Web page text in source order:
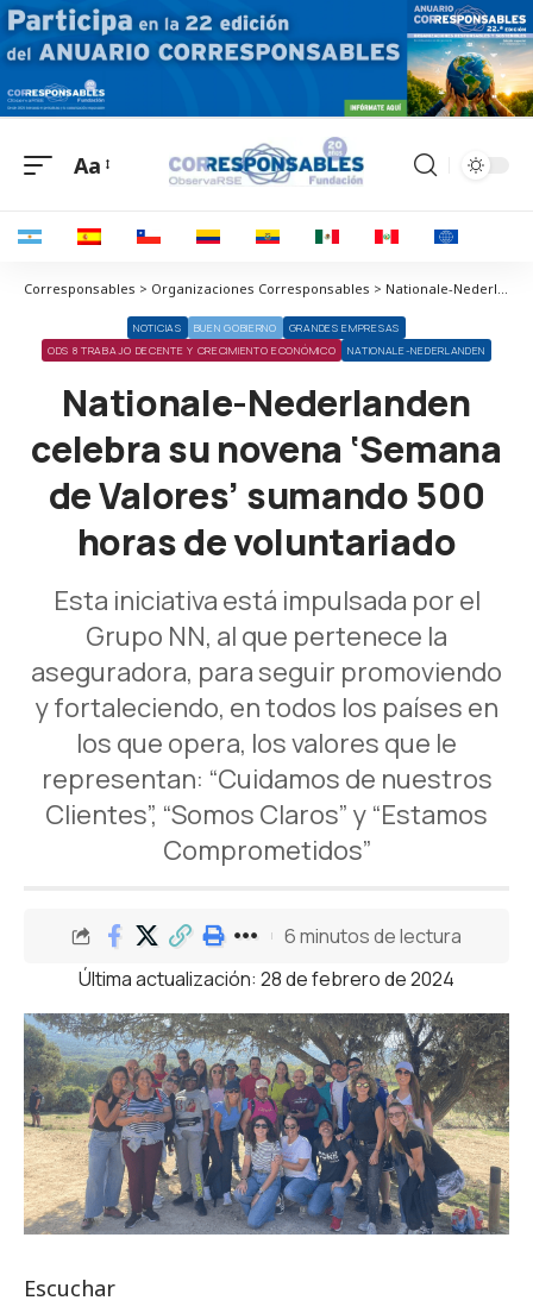
Aa
Corresponsables > Organizaciones Corresponsables > Nationale-Nederlanden > Nationale-Nederlanden celebra su novena ‘Semana de Valores’ sumando 500 horas de voluntariado
NOTICIAS BUEN GOBIERNO
GRANDES EMPRESAS
ODS 8 TRABAJO DECENTE Y CRECIMIENTO ECONÓMICO
NATIONALE-NEDERLANDEN
Nationale-Nederlanden
celebra su novena ‘Semana
de Valores’ sumando 500
horas de voluntariado
Esta iniciativa está impulsada por el
Grupo NN, al que pertenece la
aseguradora, para seguir promoviendo
y fortaleciendo, en todos los países en
los que opera, los valores que le
representan: “Cuidamos de nuestros
Clientes”, “Somos Claros” y “Estamos
Comprometidos”
Última actualización: 28 de febrero de 2024
6 minutos de lectura
Escuchar